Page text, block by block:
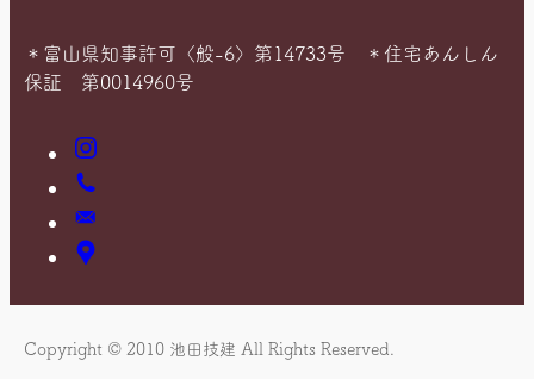
＊富山県知事許可〈般-6〉第14733号 ＊住宅あんしん
保証 第0014960号
合
せ
セ
ス
マ
Copyright © 2010 池田技建 All Rights Reserved.